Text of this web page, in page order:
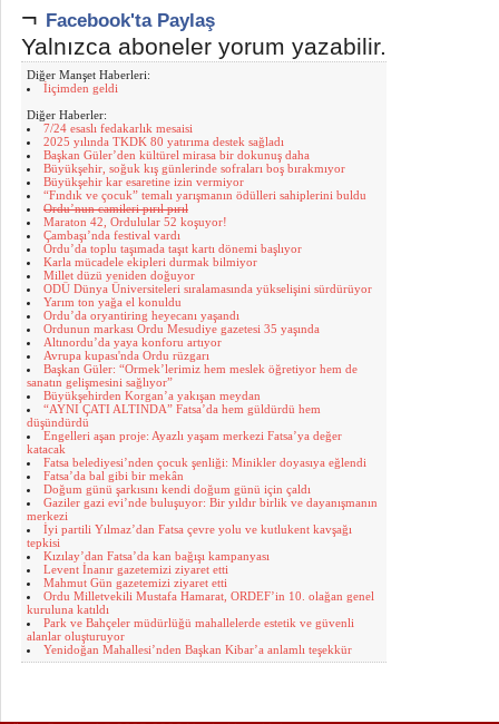
¬ Facebook'ta Paylaş
Yalnızca aboneler yorum yazabilir.
Diğer Manşet Haberleri:
İiçimden geldi
Diğer Haberler:
7/24 esaslı fedakarlık mesaisi
2025 yılında TKDK 80 yatırıma destek sağladı
Başkan Güler’den kültürel mirasa bir dokunuş daha
Büyükşehir, soğuk kış günlerinde sofraları boş bırakmıyor
Büyükşehir kar esaretine izin vermiyor
“Fındık ve çocuk” temalı yarışmanın ödülleri sahiplerini buldu
Ordu’nun camileri pırıl pırıl
Maraton 42, Ordulular 52 koşuyor!
Çambaşı’nda festival vardı
Ordu’da toplu taşımada taşıt kartı dönemi başlıyor
Karla mücadele ekipleri durmak bilmiyor
Millet düzü yeniden doğuyor
ODÜ Dünya Üniversiteleri sıralamasında yükselişini sürdürüyor
Yarım ton yağa el konuldu
Ordu’da oryantiring heyecanı yaşandı
Ordunun markası Ordu Mesudiye gazetesi 35 yaşında
Altınordu’da yaya konforu artıyor
Avrupa kupası'nda Ordu rüzgarı
Başkan Güler: “Ormek’lerimiz hem meslek öğretiyor hem de
sanatın gelişmesini sağlıyor”
Büyükşehirden Korgan’a yakışan meydan
“AYNI ÇATI ALTINDA” Fatsa’da hem güldürdü hem
düşündürdü
Engelleri aşan proje: Ayazlı yaşam merkezi Fatsa’ya değer
katacak
Fatsa belediyesi’nden çocuk şenliği: Minikler doyasıya eğlendi
Fatsa’da bal gibi bir mekân
Doğum günü şarkısını kendi doğum günü için çaldı
Gaziler gazi evi’nde buluşuyor: Bir yıldır birlik ve dayanışmanın
merkezi
İyi partili Yılmaz’dan Fatsa çevre yolu ve kutlukent kavşağı
tepkisi
Kızılay’dan Fatsa’da kan bağışı kampanyası
Levent İnanır gazetemizi ziyaret etti
Mahmut Gün gazetemizi ziyaret etti
Ordu Milletvekili Mustafa Hamarat, ORDEF’in 10. olağan genel
kuruluna katıldı
Park ve Bahçeler müdürlüğü mahallelerde estetik ve güvenli
alanlar oluşturuyor
Yenidoğan Mahallesi’nden Başkan Kibar’a anlamlı teşekkür